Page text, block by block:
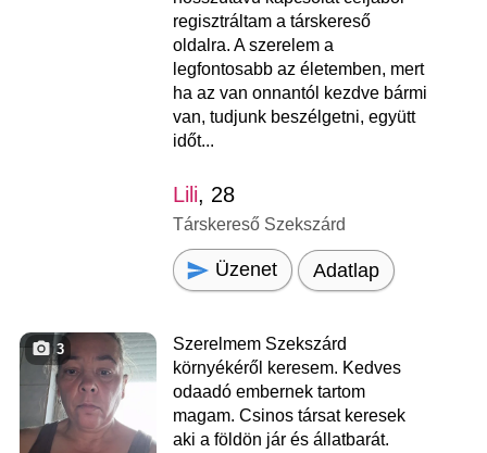
regisztráltam a társkereső
oldalra. A szerelem a
legfontosabb az életemben, mert
ha az van onnantól kezdve bármi
van, tudjunk beszélgetni, együtt
időt...
Lili, 28
Társkereső Szekszárd
Üzenet Adatlap
3
Szerelmem Szekszárd
környékéről keresem. Kedves
odaadó embernek tartom
magam. Csinos társat keresek
aki a földön jár és állatbarát.